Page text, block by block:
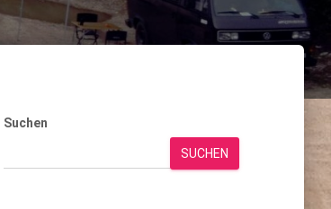
Suchen
SUCHEN